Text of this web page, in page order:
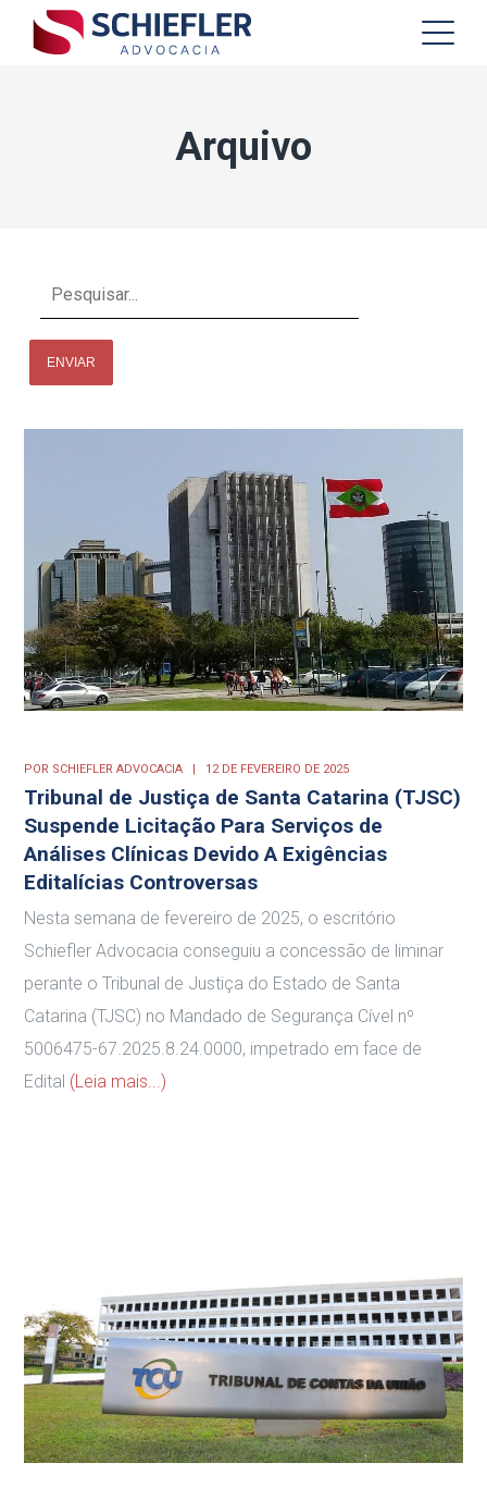
Arquivo
POR SCHIEFLER ADVOCACIA 12 DE FEVEREIRO DE 2025
Tribunal de Justiça de Santa Catarina (TJSC)
Suspende Licitação Para Serviços de
Análises Clínicas Devido A Exigências
Editalícias Controversas
Nesta semana de fevereiro de 2025, o escritório
Schiefler Advocacia conseguiu a concessão de liminar
perante o Tribunal de Justiça do Estado de Santa
Catarina (TJSC) no Mandado de Segurança Cível nº
5006475-67.2025.8.24.0000, impetrado em face de
Edital (Leia mais...)